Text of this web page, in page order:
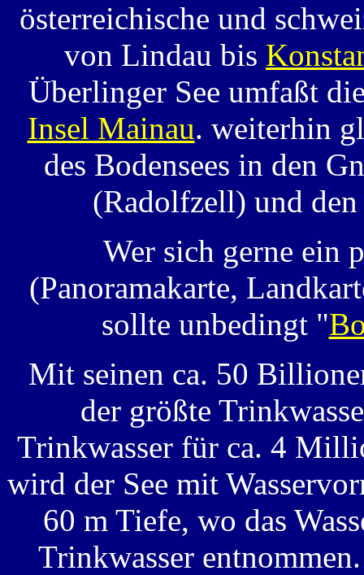
österreichische und
von Lindau bis
Überlinger See umfaßt
Insel Mainau. weiterhin
des Bodensees in den
(Radolfzell) und
Wer sich gerne ein
(Panoramakarte,
sollte unbedingt "
Mit seinen ca. 50
der größte
Trinkwasser für ca. 4
wird der See mit
60 m Tiefe, wo das
Trinkwasser